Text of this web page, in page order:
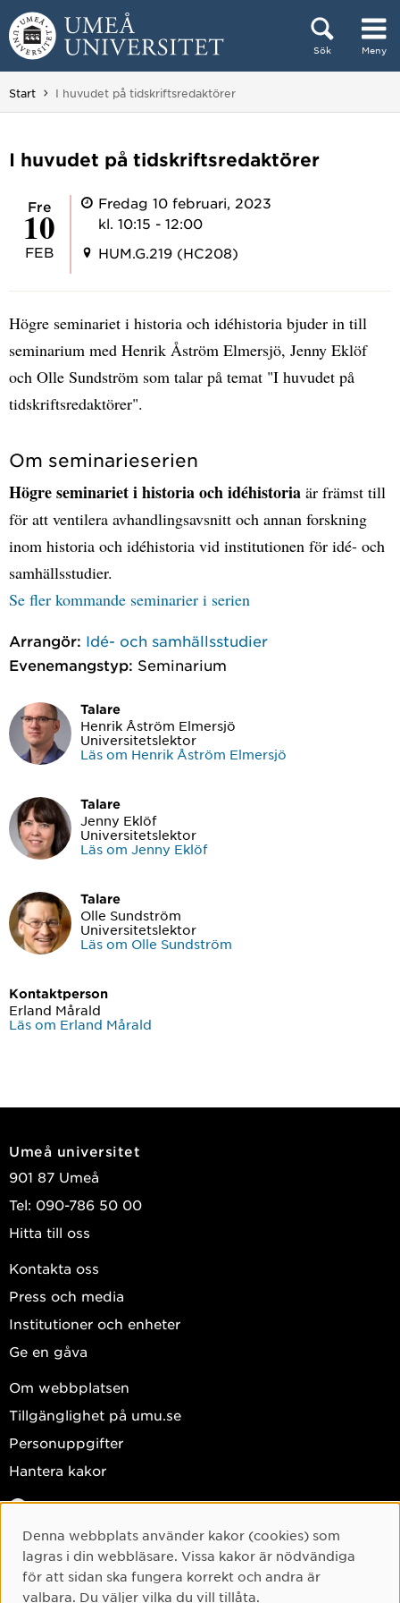
Hoppa direkt till innehållet
Sök Meny
Huvudmenyn dold.
Start Du är här:
I huvudet på tidskriftsredaktörer
I huvudet på tidskriftsredaktörer
fre
10
FEB
Fredag 10 februari, 2023
kl. 10:15 - 12:00
HUM.G.219 (HC208)
Högre seminariet i historia och idéhistoria bjuder in till
seminarium med Henrik Åström Elmersjö, Jenny Eklöf
och Olle Sundström som talar på temat "I huvudet på
tidskriftsredaktörer".
Om seminarieserien
Högre seminariet i historia och idéhistoria är främst till
för att ventilera avhandlingsavsnitt och annan forskning
inom historia och idéhistoria vid institutionen för idé- och
samhällsstudier.
Se fler kommande seminarier i serien
Arrangör: Idé- och samhällsstudier
Evenemangstyp: Seminarium
Talare
Henrik Åström Elmersjö
Universitetslektor
Läs om Henrik Åström Elmersjö
Talare
Jenny Eklöf
Universitetslektor
Läs om Jenny Eklöf
Talare
Olle Sundström
Universitetslektor
Läs om Olle Sundström
Kontaktperson
Erland Mårald
Läs om Erland Mårald
Umeå universitet
901 87 Umeå
Tel: 090-786 50 00
Hitta till oss
Kontakta oss
Press och media
Institutioner och enheter
Ge en gåva
Om webbplatsen
Tillgänglighet på umu.se
Personuppgifter
Hantera kakor
Facebook
Instagram
TikTok
Youtube
Cookie-samtycke
Denna webbplats använder kakor (cookies) som
lagras i din webbläsare. Vissa kakor är nödvändiga
för att sidan ska fungera korrekt och andra är
valbara. Du väljer vilka du vill tillåta.